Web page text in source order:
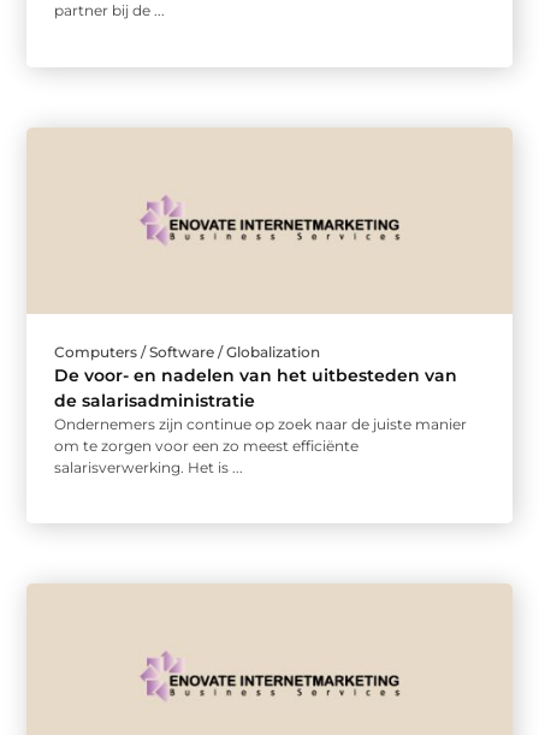
partner bij de ...
Computers / Software / Globalization
De voor- en nadelen van het uitbesteden van
de salarisadministratie
Ondernemers zijn continue op zoek naar de juiste manier
om te zorgen voor een zo meest efficiënte
salarisverwerking. Het is ...